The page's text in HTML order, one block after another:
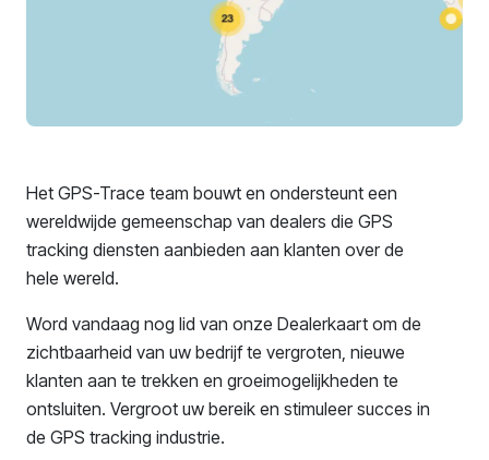
Het GPS-Trace team bouwt en ondersteunt een
wereldwijde gemeenschap van dealers die GPS
tracking diensten aanbieden aan klanten over de
hele wereld.
Word vandaag nog lid van onze Dealerkaart om de
zichtbaarheid van uw bedrijf te vergroten, nieuwe
klanten aan te trekken en groeimogelijkheden te
ontsluiten. Vergroot uw bereik en stimuleer succes in
de GPS tracking industrie.